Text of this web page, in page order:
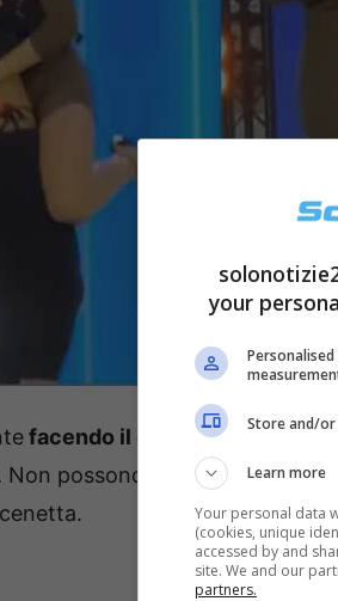
facendo il giro del web,e tutti
Non possono inoltre mancare i
your
Store and/or
Learn more
Your personal data
(cookies, unique
accessed by and
site. We and our
partners.